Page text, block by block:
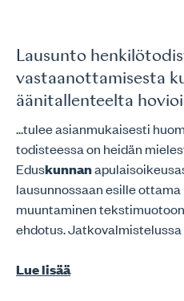
Lausunto
vastaanottamisesta
äänitallenteelta
...tulee asianmukaisesti
todisteessa on heidän
Eduskunnan
lausunnossaan esille
muuntaminen
ehdotus. Jatkovalmistelussa
Lue lisää